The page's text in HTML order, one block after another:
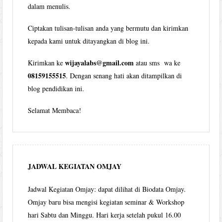
dalam menulis.
Ciptakan tulisan-tulisan anda yang bermutu dan kirimkan
kepada kami untuk ditayangkan di blog ini.
Kirimkan kewijayalabs@gmail.com atau sms wa ke
08159155515. Dengan senang hati akan ditampilkan di
blog pendidikan ini.
Selamat Membaca!
JADWAL KEGIATAN OMJAY
Jadwal Kegiatan Omjay: dapat dilihat di Biodata Omjay.
Omjay baru bisa mengisi kegiatan seminar & Workshop
hari Sabtu dan Minggu. Hari kerja setelah pukul 16.00